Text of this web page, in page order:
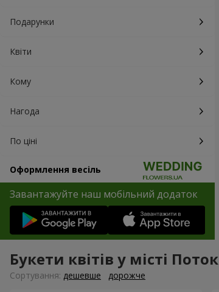
Подарунки
Квіти
Кому
Нагода
По ціні
Оформлення весіль
Завантажуйте наш мобільний додаток
Букети квітів у місті Поток
Сортування: дешевше дорожче